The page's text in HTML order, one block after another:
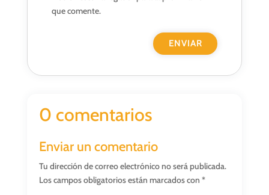
que comente.
0 comentarios
Enviar un comentario
Tu dirección de correo electrónico no será publicada.
Los campos obligatorios están marcados con *